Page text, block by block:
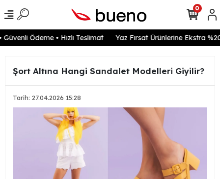
Ödeme • Hızlı Teslimat Yaz Fırsat Ürünlerine Ekstra %20
0
Şort Altına Hangi Sandalet Modelleri Giyilir?
Tarih: 27.04.2026 15:28